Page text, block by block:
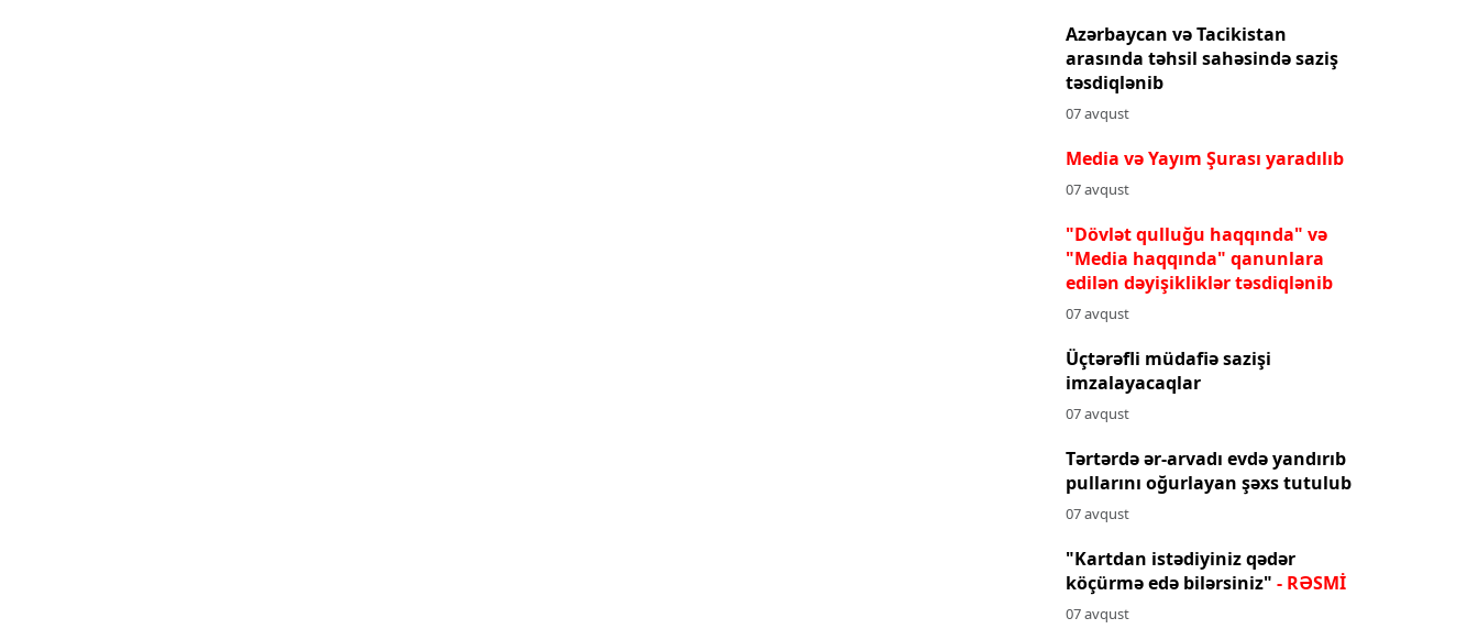
Azərbaycan və Tacikistan
arasında təhsil sahəsində saziş
təsdiqlənib
07 avqust
Media və Yayım Şurası yaradılıb
07 avqust
"Dövlət qulluğu haqqında" və
"Media haqqında" qanunlara
edilən dəyişikliklər təsdiqlənib
07 avqust
Üçtərəfli müdafiə sazişi
imzalayacaqlar
07 avqust
Tərtərdə ər-arvadı evdə yandırıb
pullarını oğurlayan şəxs tutulub
07 avqust
"Kartdan istədiyiniz qədər
köçürmə edə bilərsiniz" - RƏSMİ
07 avqust